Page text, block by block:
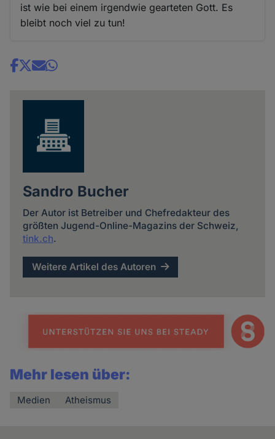
ist wie bei einem irgendwie gearteten Gott. Es
bleibt noch viel zu tun!
Share
Sandro Bucher
Der Autor ist Betreiber und Chefredakteur des
größten Jugend-Online-Magazins der Schweiz,
tink.ch.
Weitere Artikel des Autoren
Mehr lesen über:
Medien Atheismus